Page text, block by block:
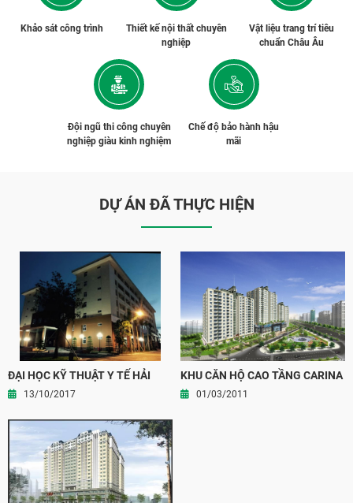
Khảo sát công trình
Thiết kế nội thất chuyên
nghiệp
Vật liệu trang trí tiêu
chuẩn Châu Âu
Đội ngũ thi công chuyên
nghiệp giàu kinh nghiệm
Chế độ bảo hành hậu
mãi
DỰ ÁN ĐÃ THỰC HIỆN
ĐẠI HỌC KỸ THUẬT Y TẾ HẢI
DƯƠNG
13/10/2017
KHU CĂN HỘ CAO TẦNG CARINA
PLAZA01/03/2011